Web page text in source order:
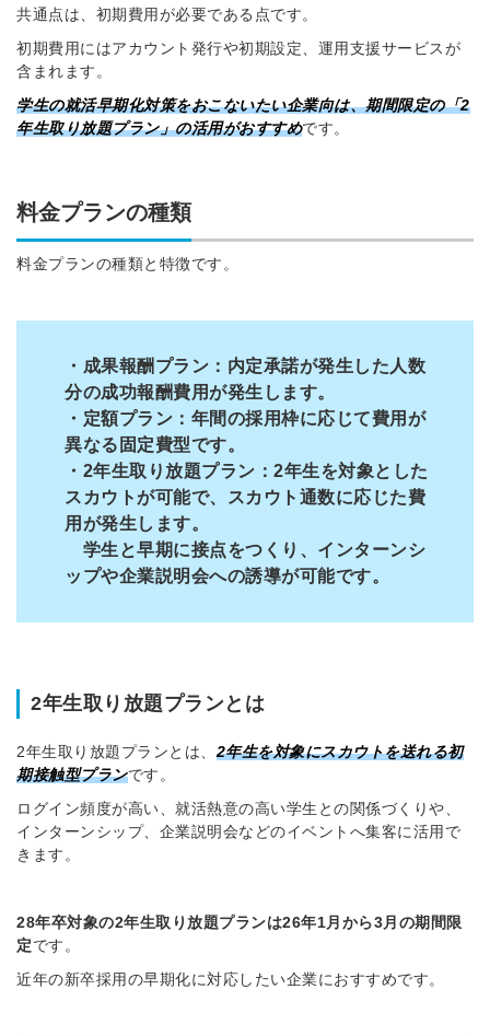
共通点は、初期費用が必要である点です。
初期費用にはアカウント発行や初期設定、運用支援サービスが
含まれます。
学生の就活早期化対策をおこないたい企業向は、期間限定の「2
年生取り放題プラン」の活用がおすすめです。
料金プランの種類
料金プランの種類と特徴です。
・成果報酬プラン：内定承諾が発生した人数
分の成功報酬費用が発生します。
・定額プラン：年間の採用枠に応じて費用が
異なる固定費型です。
・2年生取り放題プラン：2年生を対象とした
スカウトが可能で、 スカウト通数に応じた費
用が発生します。
学生と早期に接点をつくり、インターンシ
ップや企業説明会への誘導が可能です。
2年生取り放題プランとは
2年生取り放題プランとは、2年生を対象にスカウトを送れる初
期接触型プランです。
ログイン頻度が高い、就活熱意の高い学生との関係づくりや、
インターンシップ、企業説明会などのイベントへ集客に活用で
きます。​
28年卒対象の2年生取り放題プランは26年1月から3月の期間限
定です。
近年の新卒採用の早期化に対応したい企業におすすめです。
する
忘れですか？
でログイン
※ログインIDとなります
登録する
みんなの採用部があなたの許可なく投稿すること
はありません